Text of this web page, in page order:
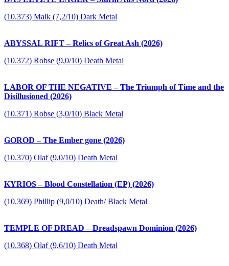
(10.373) Maik (7,2/10) Dark Metal
ABYSSAL RIFT – Relics of Great Ash (2026)
(10.372) Robse (9,0/10) Death Metal
LABOR OF THE NEGATIVE – The Triumph of Time and the
Disillusioned (2026)
(10.371) Robse (3,0/10) Black Metal
GOROD – The Ember gone (2026)
(10.370) Olaf (9,0/10) Death Metal
KYRIOS – Blood Constellation (EP) (2026)
(10.369) Phillip (9,0/10) Death/ Black Metal
TEMPLE OF DREAD – Dreadspawn Dominion (2026)
(10.368) Olaf (9,6/10) Death Metal